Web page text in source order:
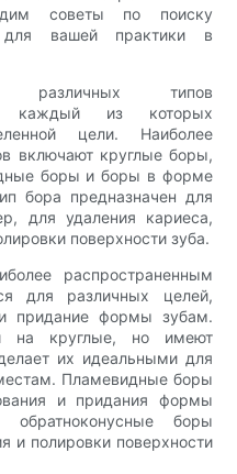
советы по поиску
для вашей практики в
различных типов
каждый из которых
цели. Наиболее
включают круглые боры,
боры и боры в форме
бора предназначен для
для удаления кариеса,
поверхности зуба.
распространенным
для различных целей,
придание формы зубам.
на круглые, но имеют
их идеальными для
Пламевидные боры
и придания формы
боры
и полировки поверхности